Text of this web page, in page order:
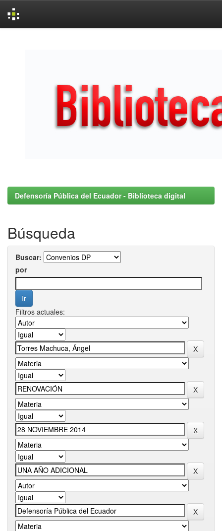
Defensoría Pública del Ecuador - Biblioteca digital
Búsqueda
Buscar:
por
Filtros actuales: